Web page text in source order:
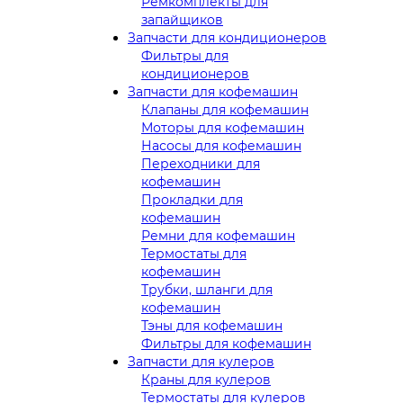
запайщиков
Запчасти для кондиционеров
Фильтры для
кондиционеров
Запчасти для кофемашин
Клапаны для кофемашин
Моторы для кофемашин
Насосы для кофемашин
Переходники для
кофемашин
Прокладки для
кофемашин
Ремни для кофемашин
Термостаты для
кофемашин
Трубки, шланги для
кофемашин
Тэны для кофемашин
Фильтры для кофемашин
Запчасти для кулеров
Краны для кулеров
Термостаты для кулеров